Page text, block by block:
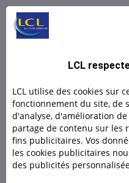
L BY LCL PRO :
micro- entrepreneurs.
Découvrir
Découvrir
LCL
LCL utilise des cookies sur
fonctionnement du site, de
d'analyse, d'amélioration
partage de contenu sur les
fins publicitaires. Vos
les cookies publicitaires
des publicités